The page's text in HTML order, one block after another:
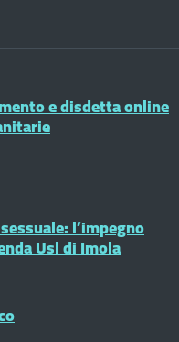
e disdetta online
l’impegno
Usl di Imola